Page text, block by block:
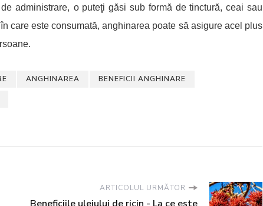
administrare, o puteţi găsi sub formă de tinctură, ceai sau
în care este consumată, anghinarea poate să asigure acel plus
ANGHINAREA BENEFICII ANGHINARE
ARTICOLUL URMĂTOR